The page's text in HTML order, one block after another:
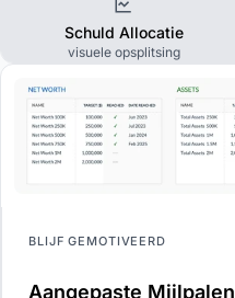
Schuld Allocatie
visuele opsplitsing
BLIJF GEMOTIVEERD
Aangepaste Mijlpalen